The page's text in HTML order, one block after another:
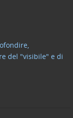
del "visibile" e di